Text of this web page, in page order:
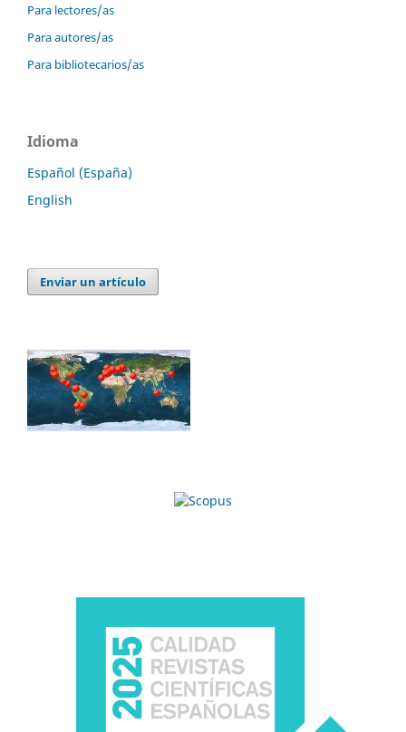
Para lectores/as
Para autores/as
Para bibliotecarios/as
Idioma
Español (España)
English
Enviar un artículo